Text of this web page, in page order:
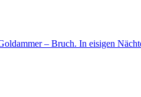
– Bruch. In eisigen